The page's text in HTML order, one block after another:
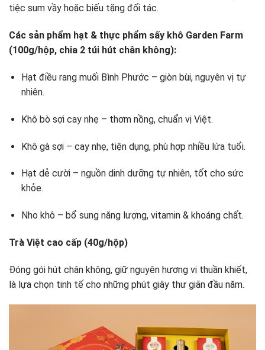
tiệc sum vầy hoặc biếu tặng đối tác.
Các sản phẩm hạt & thực phẩm sấy khô Garden Farm
(100g/hộp, chia 2 túi hút chân không):
Hạt điều rang muối Bình Phước – giòn bùi, nguyên vị tự
nhiên.
Khô bò sợi cay nhẹ – thơm nồng, chuẩn vị Việt.
Khô gà sợi – cay nhẹ, tiện dụng, phù hợp nhiều lứa tuổi.
Hạt dẻ cười – nguồn dinh dưỡng tự nhiên, tốt cho sức
khỏe.
Nho khô – bổ sung năng lượng, vitamin & khoáng chất.
Trà Việt cao cấp (40g/hộp)
Đóng gói hút chân không, giữ nguyên hương vị thuần khiết,
là lựa chọn tinh tế cho những phút giây thư giãn đầu năm.